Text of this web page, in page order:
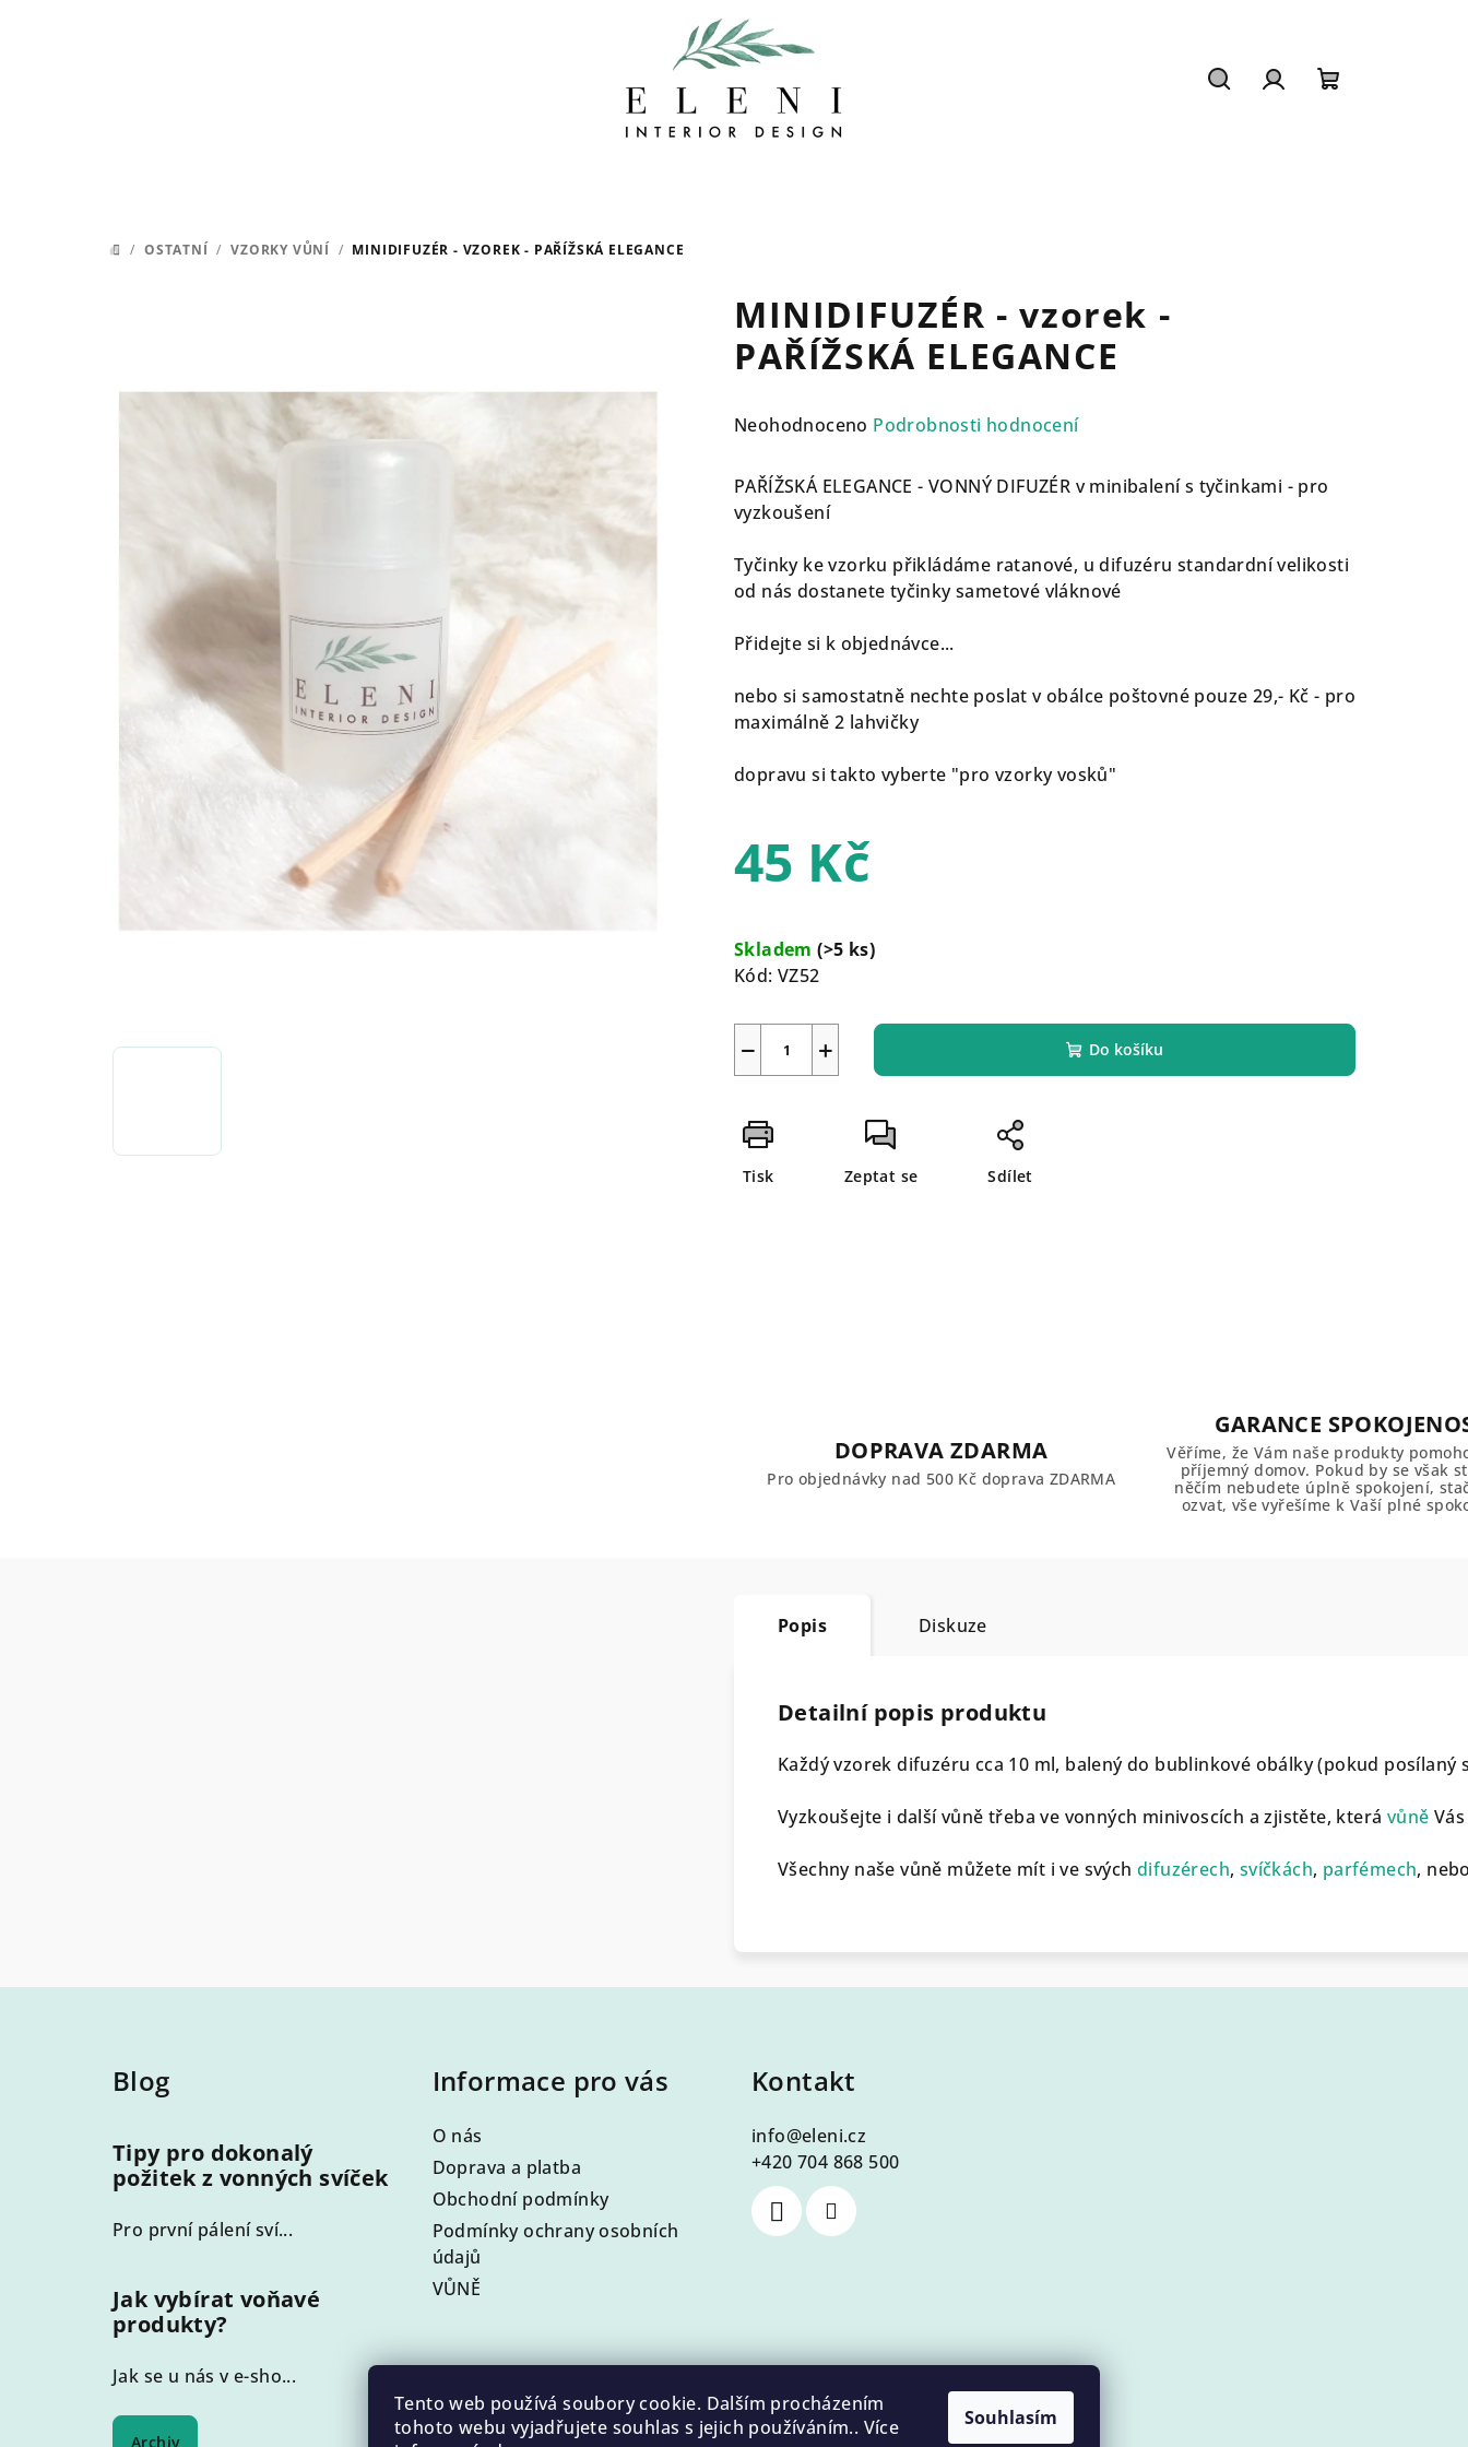
Tento web používá soubory cookie. Dalším procházením
tohoto webu vyjadřujete souhlas s jejich používáním.. Více
Souhlasím
DOMŮ
/ OSTATNÍ / VZORKY VŮNÍ / MINIDIFUZÉR - VZOREK - PAŘÍŽSKÁ ELEGANCE
MINIDIFUZÉR - vzorek -
PAŘÍŽSKÁ ELEGANCE
Průměrné
produktu
0,0
z
Neohodnoceno Podrobnosti hodnocení
PAŘÍŽSKÁ ELEGANCE - VONNÝ DIFUZÉR v minibalení s tyčinkami - pro
vyzkoušení
Tyčinky ke vzorku přikládáme ratanové, u difuzéru standardní velikosti
od nás dostanete tyčinky sametové vláknové
Přidejte si k objednávce...
nebo si samostatně nechte poslat v obálce poštovné pouze 29,- Kč - pro
maximálně 2 lahvičky
dopravu si takto vyberte "pro vzorky vosků"
45 Kč
cena:
Skladem(>5 ks)
Kód: VZ52
+
− Do košíku
Tisk Zeptat se Sdílet
DOPRAVA ZDARMA
Pro objednávky nad 500 Kč doprava ZDARMA
GARANCE
Věříme, že Vám naše produkty
příjemný domov. Pokud by se však
něčím nebudete úplně spokojení,
ozvat, vše vyřešíme k Vaší plné
Popis Diskuze
Detailní popis produktu
Každý vzorek difuzéru cca 10 ml, balený do bublinkové obálky (pokud posílaný
Vyzkoušejte i další vůně třeba ve vonných minivoscích a zjistěte, která vůně
Všechny naše vůně můžete mít i ve svých difuzérech, svíčkách, parfémech,
Blog
Tipy pro dokonalý
požitek z vonných svíček
Pro první pálení sví...
Jak vybírat voňavé
produkty?
Jak se u nás v e-sho...
Archiv
Informace pro vás
O nás
Doprava a platba
Obchodní podmínky
Podmínky ochrany osobních
údajů
VŮNĚ
Kontakt
info@eleni.cz
+420 704 868 500